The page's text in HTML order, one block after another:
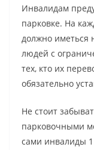
Инвалидам
парковке. На
должно иметься
людей с
тех, кто их
обязательно
Не стоит
парковочными
сами инвалиды